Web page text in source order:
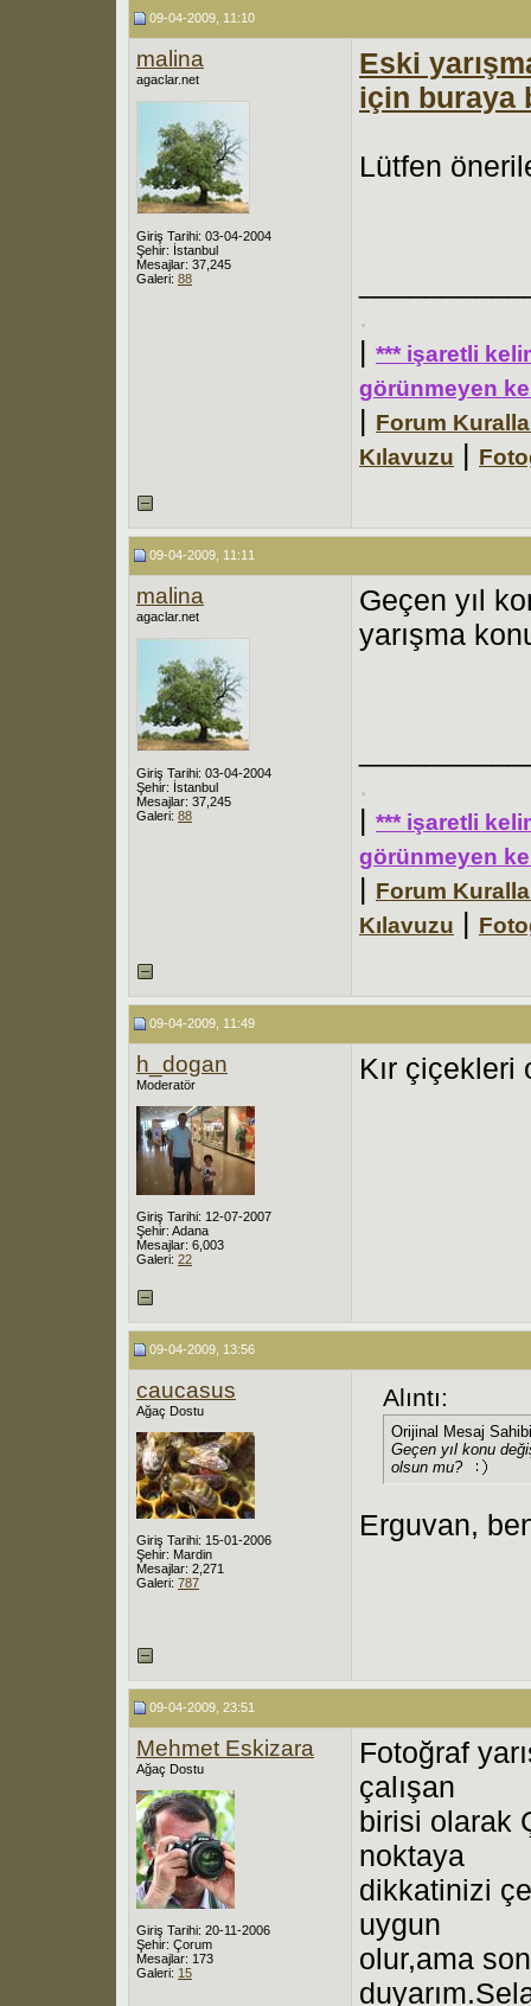
09-04-2009, 11:10
malina
agaclar.net
Giriş Tarihi: 03-04-2004
Şehir: İstanbul
Mesajlar: 37,245
Galeri: 88
Eski
için buraya
Lütfen
.
| *** işaretli
görünmeyen
| Forum
Kılavuzu |
09-04-2009, 11:11
malina
agaclar.net
Giriş Tarihi: 03-04-2004
Şehir: İstanbul
Mesajlar: 37,245
Galeri: 88
Geçen yıl
yarışma
.
| *** işaretli
görünmeyen
| Forum
Kılavuzu |
09-04-2009, 11:49
h_dogan
Moderatör
Giriş Tarihi: 12-07-2007
Şehir: Adana
Mesajlar: 6,003
Galeri: 22
Kır
09-04-2009, 13:56
caucasus
Ağaç Dostu
Giriş Tarihi: 15-01-2006
Şehir: Mardin
Mesajlar: 2,271
Galeri: 787
Alıntı:
Orijinal Mesaj
Geçen yıl konu
olsun mu?
Erguvan,
09-04-2009, 23:51
Mehmet Eskizara
Ağaç Dostu
Giriş Tarihi: 20-11-2006
Şehir: Çorum
Mesajlar: 173
Galeri: 15
Fotoğraf
çalışan
birisi olarak
noktaya
dikkatinizi
uygun
olur,ama